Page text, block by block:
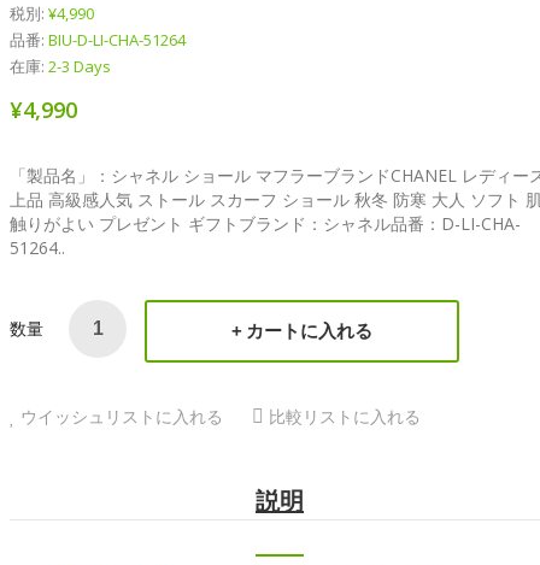
税別: ¥4,990
品番: BIU-D-LI-CHA-51264
在庫: 2-3 Days
¥4,990
「製品名」：シャネル ショール マフラーブランドCHANEL レディー
上品 高級感人気 ストール スカーフ ショール 秋冬 防寒 大人 ソフト
触りがよい プレゼント ギフトブランド：シャネル品番：D-LI-CHA-
51264..
数量 カートに入れる
ウイッシュリストに入れる 比較リストに入れる
説明